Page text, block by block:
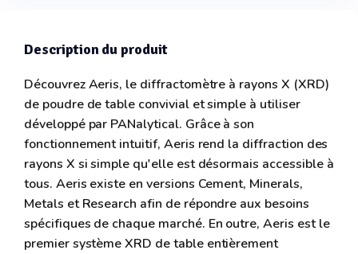
Description du produit
Découvrez Aeris, le diffractomètre à rayons X (XRD)
de poudre de table convivial et simple à utiliser
développé par PANalytical. Grâce à son
fonctionnement intuitif, Aeris rend la diffraction des
rayons X si simple qu'elle est désormais accessible à
tous. Aeris existe en versions Cement, Minerals,
Metals et Research afin de répondre aux besoins
spécifiques de chaque marché. En outre, Aeris est le
premier système XRD de table entièrement